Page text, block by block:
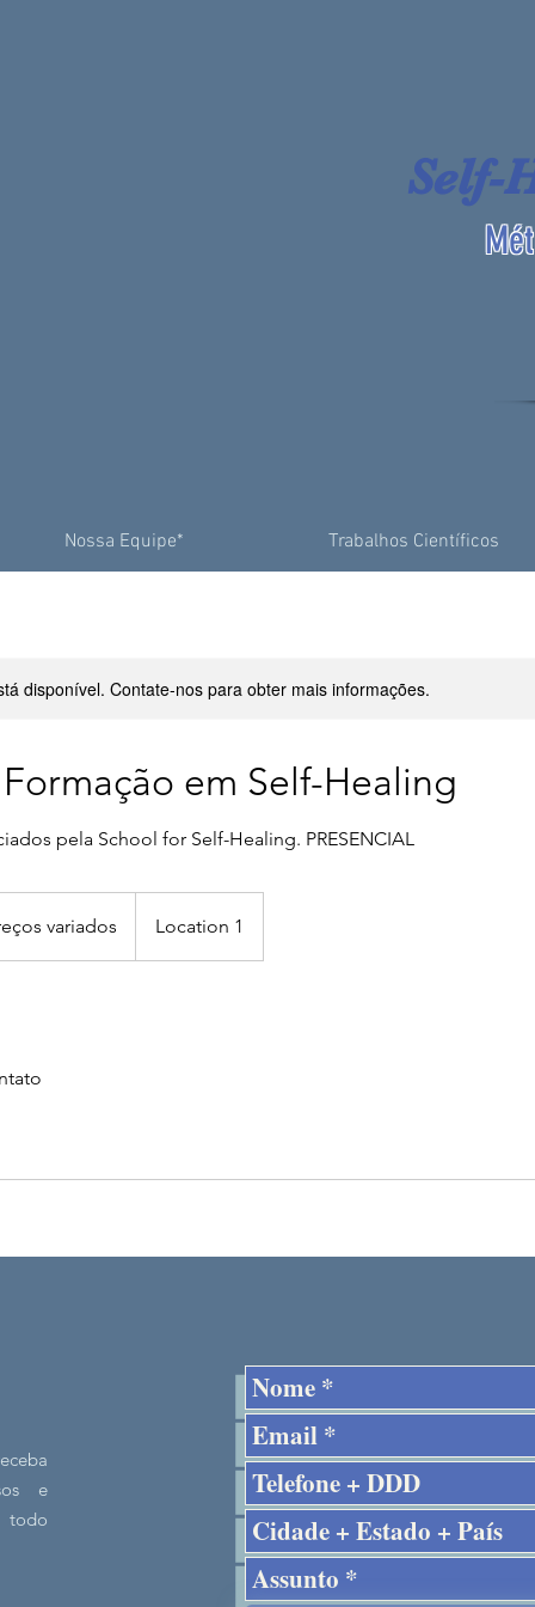
Self-
Nossa Equipe* Trabalhos Científicos
disponível. Contate-nos para obter mais informações.
em Self-Healing
pela School for Self-Healing. PRESENCIAL
variados Location 1
e
todo